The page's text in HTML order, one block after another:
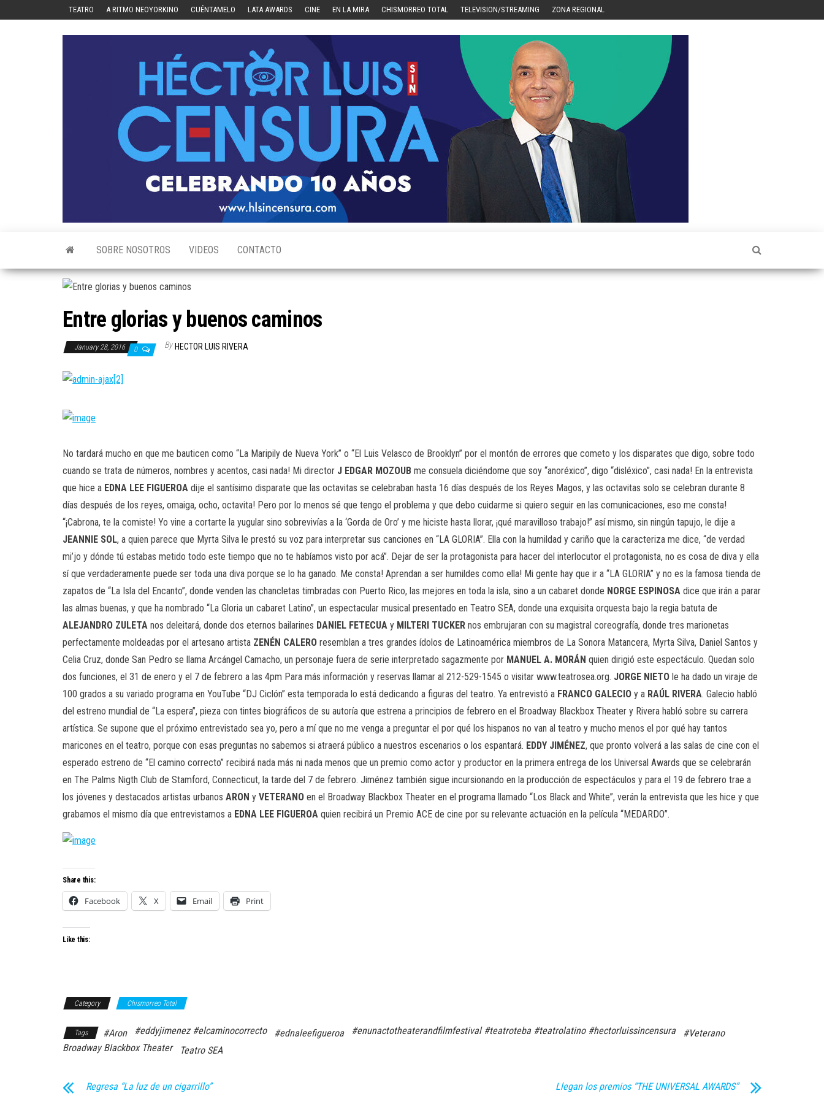
TEATRO A RITMO NEOYORKINO CUÉNTAMELO LATA AWARDS CINE EN LA MIRA CHISMORREO TOTAL TELEVISION/STREAMING ZONA REGIONAL
SOBRE NOSOTROS VIDEOS CONTACTO
Entre glorias y buenos caminos
January 28, 2016 0 By HECTOR LUIS RIVERA
No tardará mucho en que me bauticen como “La Maripily de Nueva York” o “El Luis Velasco de Brooklyn” por el montón de errores que cometo y los disparates que digo, sobre todo
cuando se trata de números, nombres y acentos, casi nada! Mi director J EDGAR MOZOUB me consuela diciéndome que soy “anoréxico”, digo “disléxico”, casi nada! En la entrevista
que hice a EDNA LEE FIGUEROA dije el santísimo disparate que las octavitas se celebraban hasta 16 días después de los Reyes Magos, y las octavitas solo se celebran durante 8
días después de los reyes, omaiga, ocho, octavita! Pero por lo menos sé que tengo el problema y que debo cuidarme si quiero seguir en las comunicaciones, eso me consta!
“¡Cabrona, te la comiste! Yo vine a cortarte la yugular sino sobrevivías a la ‘Gorda de Oro’ y me hiciste hasta llorar, ¡qué maravilloso trabajo!” así mismo, sin ningún tapujo, le dije a
JEANNIE SOL, a quien parece que Myrta Silva le prestó su voz para interpretar sus canciones en “LA GLORIA”. Ella con la humildad y cariño que la caracteriza me dice, “de verdad
mi’jo y dónde tú estabas metido todo este tiempo que no te habíamos visto por acá”. Dejar de ser la protagonista para hacer del interlocutor el protagonista, no es cosa de diva y ella
sí que verdaderamente puede ser toda una diva porque se lo ha ganado. Me consta! Aprendan a ser humildes como ella! Mi gente hay que ir a “LA GLORIA” y no es la famosa tienda de
zapatos de “La Isla del Encanto”, donde venden las chancletas timbradas con Puerto Rico, las mejores en toda la isla, sino a un cabaret donde NORGE ESPINOSA dice que irán a parar
las almas buenas, y que ha nombrado “La Gloria un cabaret Latino”, un espectacular musical presentado en Teatro SEA, donde una exquisita orquesta bajo la regia batuta de
ALEJANDRO ZULETA nos deleitará, donde dos eternos bailarines DANIEL FETECUA y MILTERI TUCKER nos embrujaran con su magistral coreografía, donde tres marionetas
perfectamente moldeadas por el artesano artista ZENÉN CALERO resemblan a tres grandes ídolos de Latinoamérica miembros de La Sonora Matancera, Myrta Silva, Daniel Santos y
Celia Cruz, donde San Pedro se llama Arcángel Camacho, un personaje fuera de serie interpretado sagazmente por MANUEL A. MORÁN quien dirigió este espectáculo. Quedan solo
dos funciones, el 31 de enero y el 7 de febrero a las 4pm Para más información y reservas llamar al 212-529-1545 o visitar www.teatrosea.org. JORGE NIETO le ha dado un viraje de
100 grados a su variado programa en YouTube “DJ Ciclón” esta temporada lo está dedicando a figuras del teatro. Ya entrevistó a FRANCO GALECIO y a RAÚL RIVERA. Galecio habló
del estreno mundial de “La espera”, pieza con tintes biográficos de su autoría que estrena a principios de febrero en el Broadway Blackbox Theater y Rivera habló sobre su carrera
artística. Se supone que el próximo entrevistado sea yo, pero a mí que no me venga a preguntar el por qué los hispanos no van al teatro y mucho menos el por qué hay tantos
maricones en el teatro, porque con esas preguntas no sabemos si atraerá público a nuestros escenarios o los espantará. EDDY JIMÉNEZ, que pronto volverá a las salas de cine con el
esperado estreno de “El camino correcto” recibirá nada más ni nada menos que un premio como actor y productor en la primera entrega de los Universal Awards que se celebrarán
en The Palms Nigth Club de Stamford, Connecticut, la tarde del 7 de febrero. Jiménez también sigue incursionando en la producción de espectáculos y para el 19 de febrero trae a
los jóvenes y destacados artistas urbanos ARON y VETERANO en el Broadway Blackbox Theater en el programa llamado “Los Black and White”, verán la entrevista que les hice y que
grabamos el mismo día que entrevistamos a EDNA LEE FIGUEROA quien recibirá un Premio ACE de cine por su relevante actuación en la película “MEDARDO”.
Share this:
Facebook X Email Print
Like this:
Category Chismorreo Total
Tags #Aron #eddyjimenez #elcaminocorrecto #ednaleefigueroa #enunactotheaterandfilmfestival #teatroteba #teatrolatino #hectorluissincensura
#Veterano
Broadway Blackbox Theater
Teatro SEA
Regresa “La luz de un cigarrillo” Llegan los premios “THE UNIVERSAL AWARDS”